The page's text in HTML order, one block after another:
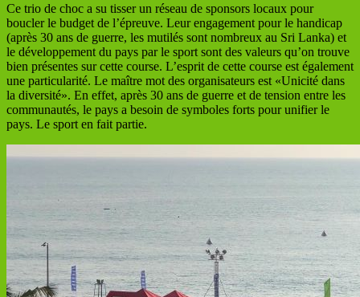
Ce trio de choc a su tisser un réseau de sponsors locaux pour
boucler le budget de l’épreuve. Leur engagement pour le handicap
(après 30 ans de guerre, les mutilés sont nombreux au Sri Lanka) et
le développement du pays par le sport sont des valeurs qu’on trouve
bien présentes sur cette course. L’esprit de cette course est également
une particularité. Le maître mot des organisateurs est «Unicité dans
la diversité». En effet, après 30 ans de guerre et de tension entre les
communautés, le pays a besoin de symboles forts pour unifier le
pays. Le sport en fait partie.